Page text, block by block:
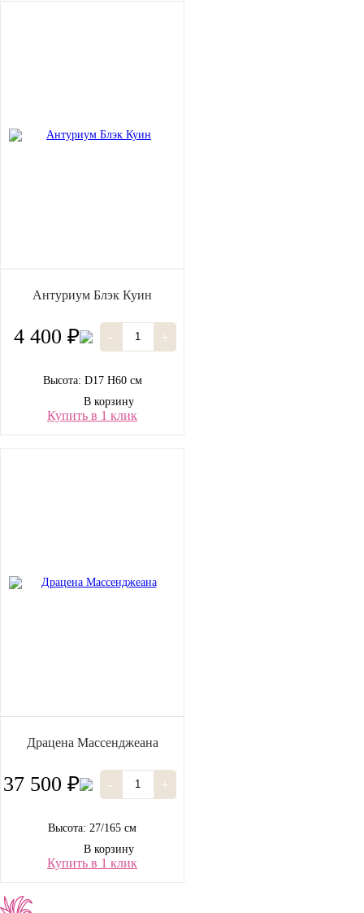
Антуриум Блэк Куин
4 400 ₽ - +
Высота: D17 H60 см
В корзину
Купить в 1 клик
Драцена Массенджеана
37 500 ₽ - +
Высота: 27/165 см
В корзину
Купить в 1 клик